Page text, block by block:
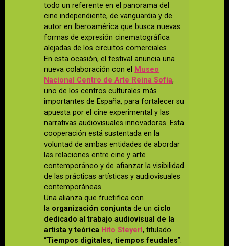
todo un referente en el panorama del
cine independiente, de vanguardia y de
autor en Iberoamérica que busca nuevas
formas de expresión cinematográfica
alejadas de los circuitos comerciales.
En esta ocasión, el festival anuncia una
nueva colaboración con el
Museo
Nacional Centro de Arte Reina Sofía,
uno de los centros culturales más
importantes de España, para fortalecer su
apuesta por el cine experimental y las
narrativas audiovisuales innovadoras. Esta
cooperación está sustentada en la
voluntad de ambas entidades de abordar
las relaciones entre cine y arte
contemporáneo y de afianzar la visibilidad
de las prácticas artísticas y audiovisuales
contemporáneas.
Una alianza que fructifica con
la organización conjunta de un ciclo
dedicado al trabajo audiovisual de la
artista y teórica Hito Steyerl, titulado
“Tiempos digitales, tiempos feudales”.